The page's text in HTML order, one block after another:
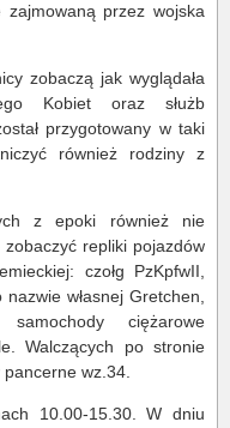
przez wojska
zobaczą jak wyglądała
Kobiet oraz służb
przygotowany w taki
również rodziny z
z epoki również nie
repliki pojazdów
czołg PzKpfwII,
własnej Gretchen,
ciężarowe
Walczących po stronie
wz.34.
10.00-15.30. W dniu